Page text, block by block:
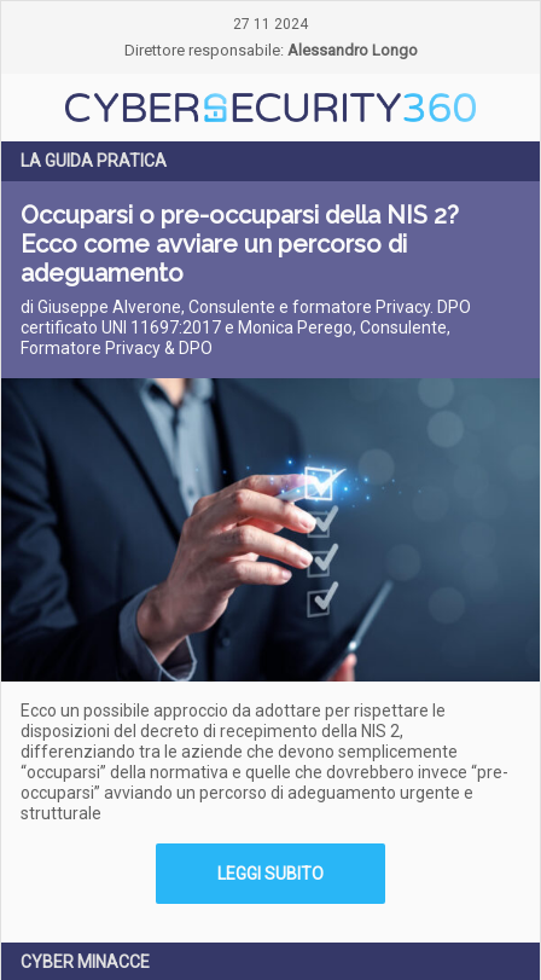
27 11 2024
Direttore responsabile: Alessandro Longo
LA GUIDA PRATICA
Occuparsi o pre-occuparsi della NIS 2?
Ecco come avviare un percorso di
adeguamento
di Giuseppe Alverone, Consulente e formatore Privacy. DPO
certificato UNI 11697:2017 e Monica Perego, Consulente,
Formatore Privacy & DPO
Ecco un possibile approccio da adottare per rispettare le
disposizioni del decreto di recepimento della NIS 2,
differenziando tra le aziende che devono semplicemente
“occuparsi” della normativa e quelle che dovrebbero invece “pre-
occuparsi” avviando un percorso di adeguamento urgente e
strutturale
LEGGI SUBITO
CYBER MINACCE